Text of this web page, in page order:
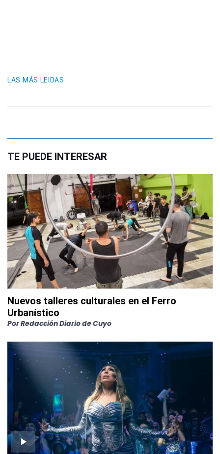
LAS MÁS LEIDAS
TE PUEDE INTERESAR
Nuevos talleres culturales en el Ferro
Urbanístico
PorRedacción Diario de Cuyo